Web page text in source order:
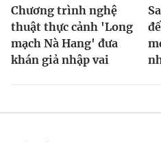
Chương trình nghệ
thuật thực cảnh 'Long
mạch Nà Hang' đưa
khán giả nhập vai